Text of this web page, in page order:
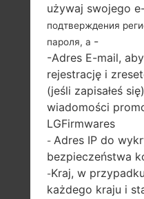
5.5 in, 82.2 cm2
(~75.3% stosunek
ekranu do ciała)
1440 x 2560 pikseli
16:9 ratio (~538
gęstość pikseli na
cal)
używaj swojego
подтверждения
пароля, а -
-Adres E-mail,
rejestrację i
(jeśli zapisałeś
wiadomości
LGFirmwares
- Adres IP do
bezpieczeństwa
-Kraj, w
każdego kraju i